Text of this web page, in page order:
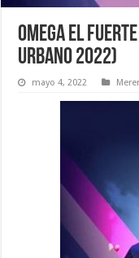
Omega El
Urbano 2022)
mayo 4, 2022